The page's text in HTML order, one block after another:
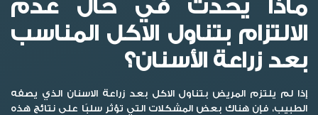
ماذا يحدث في حال عدم
الالتزام بتناول الاكل المناسب
بعد زراعة الأسنان؟
إذا لم يلتزم المريض بتناولالاكل بعد زراعة الاسنان الذي يصفه
الطبيب، فإن هناك بعض المشكلات التي تؤثر سلبًا على نتائج هذه